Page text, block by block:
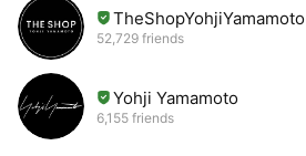
TheShopYohjiYamamoto
52,729 friends
Yohji Yamamoto
6,155 friends